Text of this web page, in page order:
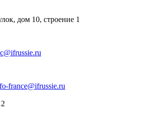
дом 10, строение 1
france@ifrussie.ru